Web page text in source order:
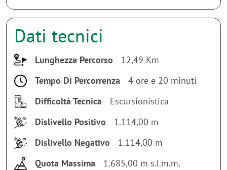
Dati tecnici
Lunghezza Percorso
12,49 Km
Tempo Di Percorrenza
4 ore e 20 minuti
Difficoltà Tecnica
Escursionistica
Dislivello Positivo
1.114,00 m
Dislivello Negativo
1.114,00 m
Quota Massima
1.685,00 m s.l.m.m.